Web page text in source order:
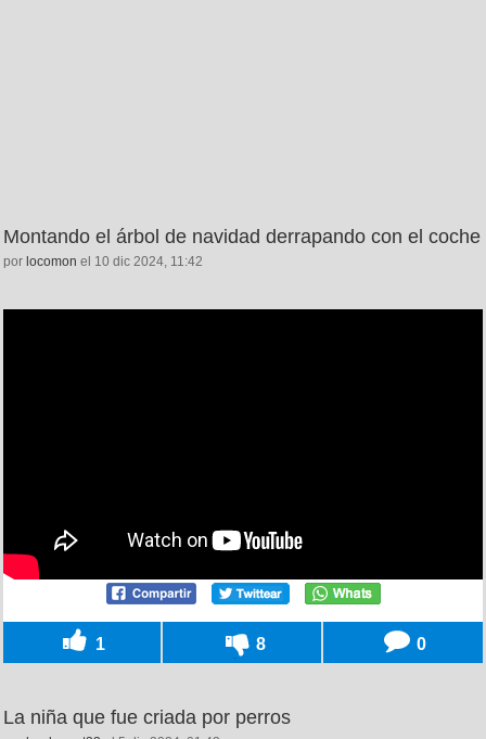
Montando el árbol de navidad derrapando con el coche
por locomon el 10 dic 2024, 11:42
1 8 0
La niña que fue criada por perros